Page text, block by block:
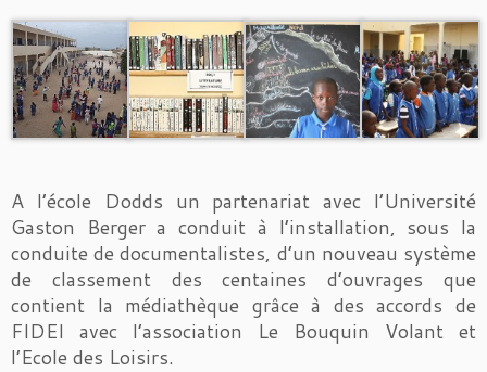
A l’école Dodds un partenariat avec l’Université
Gaston Berger a conduit à l’installation, sous la
conduite de documentalistes, d’un nouveau système
de classement des centaines d’ouvrages que
contient la médiathèque grâce à des accords de
FIDEI avec l’association Le Bouquin Volant et
l’Ecole des Loisirs.